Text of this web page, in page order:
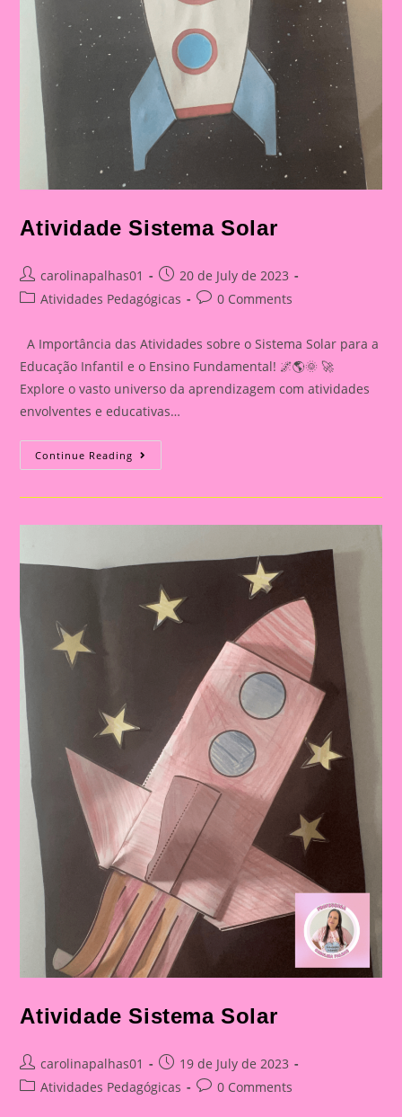
Atividade Sistema Solar
Post
author:
carolinapalhas01
Post
published:
20 de July de 2023
PostAtividades Pedagógicas
Post0 Comments
A Importância das Atividades sobre o Sistema Solar para a
Educação Infantil e o Ensino Fundamental! 🌌🌎🌞 🚀
Explore o vasto universo da aprendizagem com atividades
envolventes e educativas…
Continue Reading Atividade
Sistema
Atividade Sistema Solar
Post
author:
carolinapalhas01
Post
published:
19 de July de 2023
PostAtividades Pedagógicas
Post0 Comments